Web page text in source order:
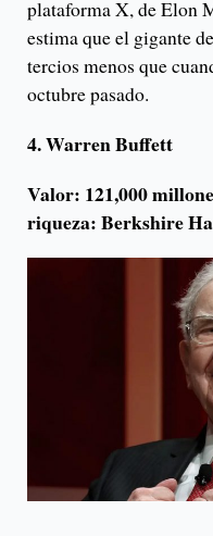
plataforma X, de Elon
estima que el gigante
tercios menos que
octubre pasado.
4. Warren Buffett
Valor: 121,000
riqueza: Berkshire